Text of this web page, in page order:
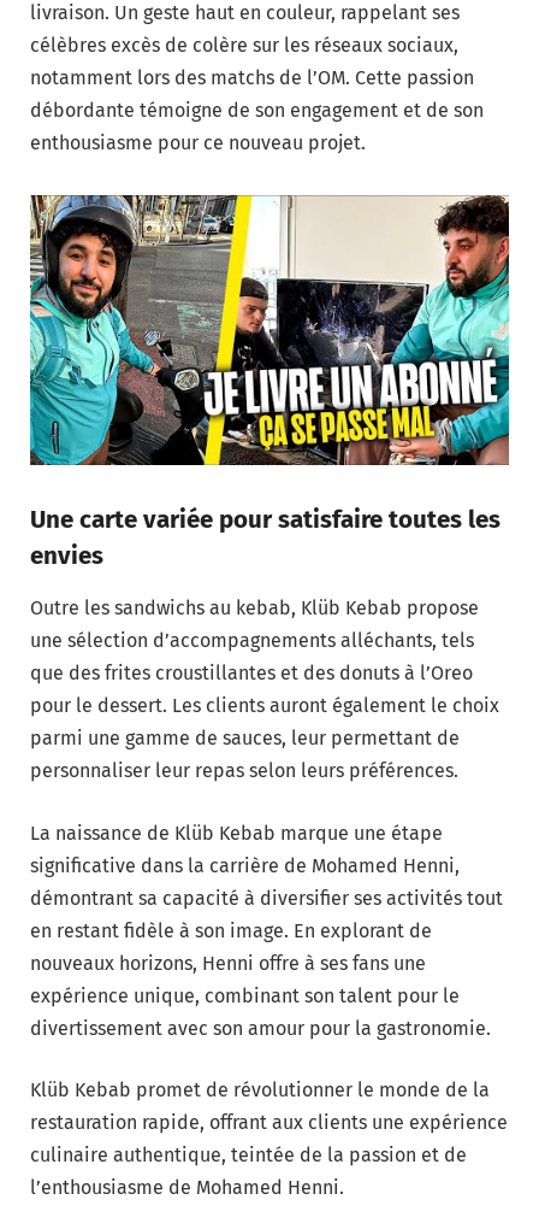
livraison. Un geste haut en couleur, rappelant ses
célèbres excès de colère sur les réseaux sociaux,
notamment lors des matchs de l’OM. Cette passion
débordante témoigne de son engagement et de son
enthousiasme pour ce nouveau projet.
Une carte variée pour satisfaire toutes les
envies
Outre les sandwichs au kebab, Klüb Kebab propose
une sélection d’accompagnements alléchants, tels
que des frites croustillantes et des donuts à l’Oreo
pour le dessert. Les clients auront également le choix
parmi une gamme de sauces, leur permettant de
personnaliser leur repas selon leurs préférences.
La naissance de Klüb Kebab marque une étape
significative dans la carrière de Mohamed Henni,
démontrant sa capacité à diversifier ses activités tout
en restant fidèle à son image. En explorant de
nouveaux horizons, Henni offre à ses fans une
expérience unique, combinant son talent pour le
divertissement avec son amour pour la gastronomie.
Klüb Kebab promet de révolutionner le monde de la
restauration rapide, offrant aux clients une expérience
culinaire authentique, teintée de la passion et de
l’enthousiasme de Mohamed Henni.